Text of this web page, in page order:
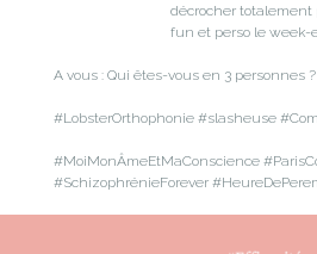
décrocher totalement
fun et perso le week-
A vous : Qui êtes-vous en 3 personnes ?
#LobsterOrthophonie #slasheuse
#MoiMonÂmeEtMaConscience
#SchizophrénieForever